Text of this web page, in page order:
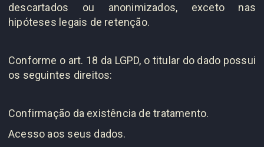
descartados ou anonimizados, exceto nas
hipóteses legais de retenção.
Conforme o art. 18 da LGPD, o titular do dado possui
os seguintes direitos:
Confirmação da existência de tratamento.
Acesso aos seus dados.